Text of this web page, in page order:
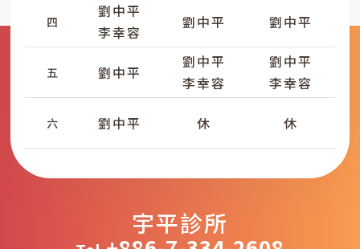
四
五
六
劉中平
李幸容
劉中平
劉中平
劉中平
劉中平
李幸容
休
劉中平
劉中平
李幸容
休
宇平診所